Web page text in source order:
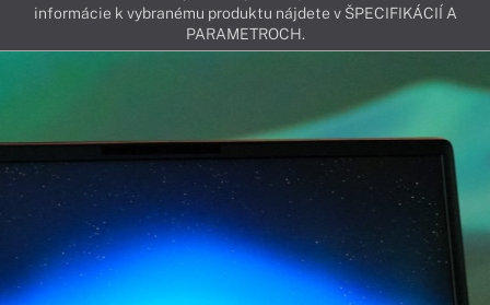
informácie k vybranému produktu nájdete v ŠPECIFIKÁCIÍ A
PARAMETROCH.